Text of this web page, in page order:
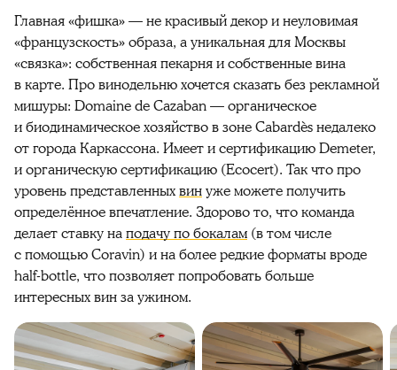
Главная «фишка» — не красивый декор и неуловимая
«французскость» образа, а уникальная для Москвы
«связка»: собственная пекарня и собственные вина
в карте. Про винодельню хочется сказать без рекламной
мишуры: Domaine de Cazaban — органическое
и биодинамическое хозяйство в зоне Cabardès недалеко
от города Каркассона. Имеет и сертификацию Demeter,
и органическую сертификацию (Ecocert). Так что про
уровень представленныхвинуже можете получить
определённое впечатление. Здорово то, что команда
делает ставку наподачу по бокалам (в том числе
с помощью Coravin) и на более редкие форматы вроде
half-bottle, что позволяет попробовать больше
интересных вин за ужином.